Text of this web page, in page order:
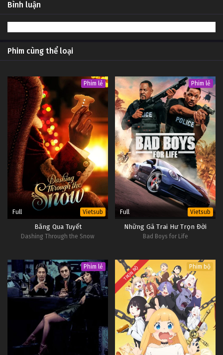
Bình luận
Phim cùng thể loại
Phim lẻ
Full Vietsub
Băng Qua Tuyết
Dashing Through the Snow
Phim lẻ
Full Vietsub
Những Gã Trai Hư Trọn Đời
Bad Boys for Life
Phim lẻ TRỌN BỘ Phim bộ